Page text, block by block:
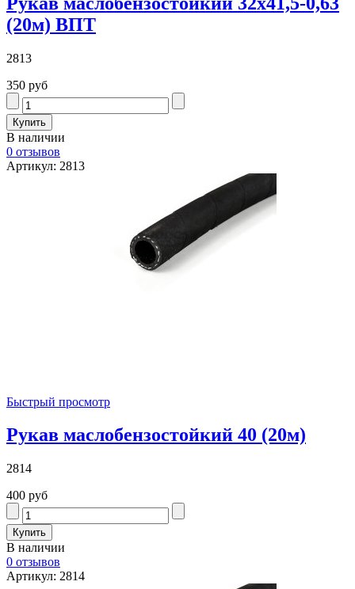
(20м) ВПТ
2813
350 руб
В наличии
0 отзывов
Артикул: 2813
Быстрый просмотр
Рукав маслобензостойкий 40 (20м)
2814
400 руб
В наличии
0 отзывов
Артикул: 2814